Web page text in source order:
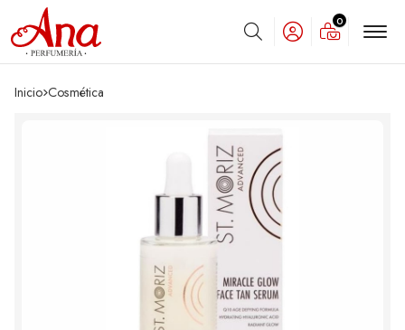
Buscar
0
Inicio cosmética